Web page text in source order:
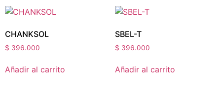
CHANKSOL
$ 396.000
Añadir al carrito
SBEL-T
$ 396.000
Añadir al carrito